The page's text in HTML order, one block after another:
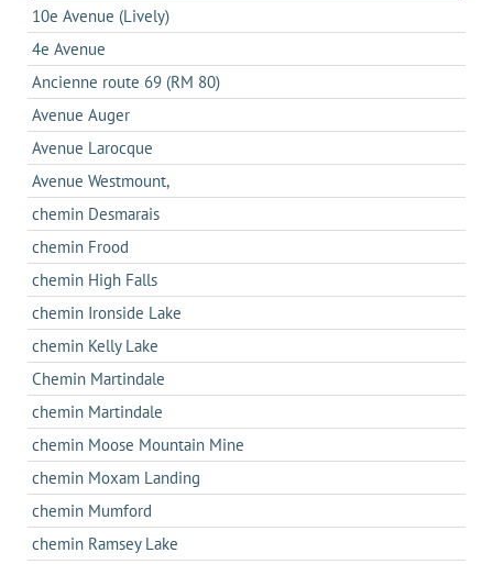
10e Avenue (Lively)
4e Avenue
Ancienne route 69 (RM 80)
Avenue Auger
Avenue Larocque
Avenue Westmount,
chemin Desmarais
chemin Frood
chemin High Falls
chemin Ironside Lake
chemin Kelly Lake
Chemin Martindale
chemin Martindale
chemin Moose Mountain Mine
chemin Moxam Landing
chemin Mumford
chemin Ramsey Lake